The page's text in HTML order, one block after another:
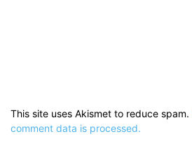
This site uses Akismet to reduce spam.
comment data is processed.